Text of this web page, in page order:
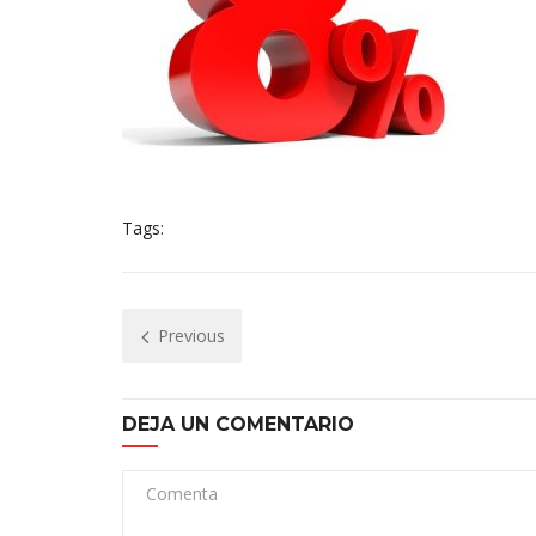
Tags:
Previous
DEJA UN COMENTARIO
Comenta